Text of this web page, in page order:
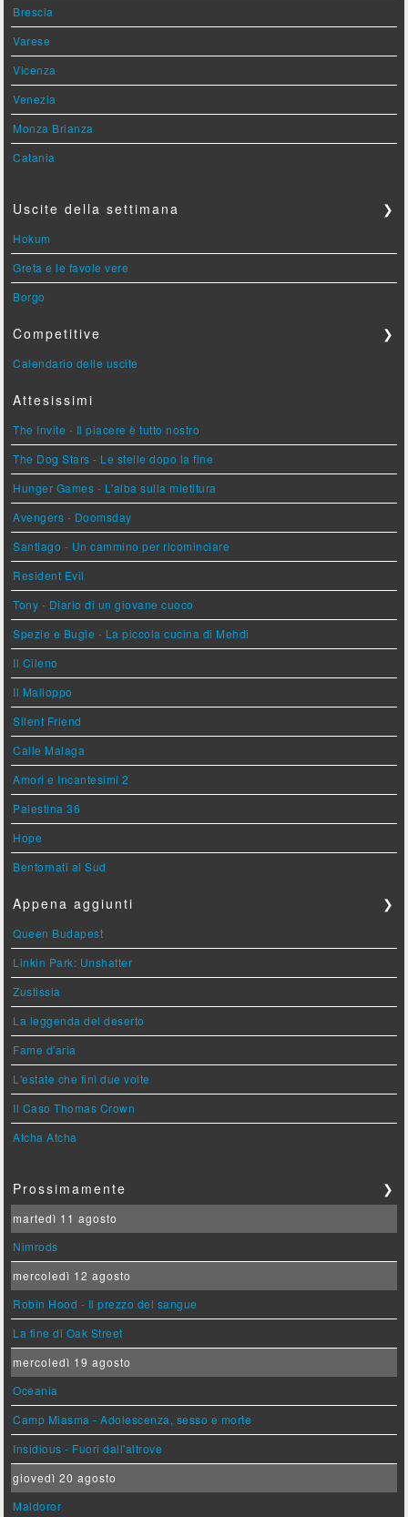
Brescia
Varese
Vicenza
Venezia
Monza Brianza
Catania
Uscite della settimana ❯
Hokum
Greta e le favole vere
Borgo
Competitive ❯
Calendario delle uscite
Attesissimi
The Invite - Il piacere è tutto nostro
The Dog Stars - Le stelle dopo la fine
Hunger Games - L'alba sulla mietitura
Avengers - Doomsday
Santiago - Un cammino per ricominciare
Resident Evil
Tony - Diario di un giovane cuoco
Spezie e Bugie - La piccola cucina di Mehdi
Il Cileno
Il Malloppo
Silent Friend
Calle Malaga
Amori e Incantesimi 2
Palestina 36
Hope
Bentornati al Sud
Appena aggiunti ❯
Queen Budapest
Linkin Park: Unshatter
Zustissia
La leggenda del deserto
Fame d'aria
L'estate che finì due volte
Il Caso Thomas Crown
Atcha Atcha
Prossimamente ❯
martedì 11 agosto
Nimrods
mercoledì 12 agosto
Robin Hood - Il prezzo del sangue
La fine di Oak Street
mercoledì 19 agosto
Oceania
Camp Miasma - Adolescenza, sesso e morte
Insidious - Fuori dall'altrove
giovedì 20 agosto
Maldoror